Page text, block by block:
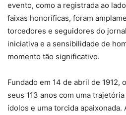
evento, como a registrada ao
faixas honoríficas, foram
torcedores e seguidores do
iniciativa e a sensibilidade de
momento tão significativo.
Fundado em 14 de abril de 1912,
seus 113 anos com uma
ídolos e uma torcida apaixonada.